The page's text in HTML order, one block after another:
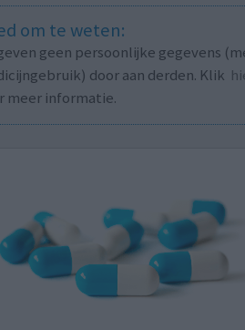
om te weten:
geen persoonlijke gegevens
door aan derden. Klik
meer informatie.